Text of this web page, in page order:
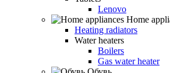
Lenovo
Home
Heating radiators
Water heaters
Boilers
Gas water heater